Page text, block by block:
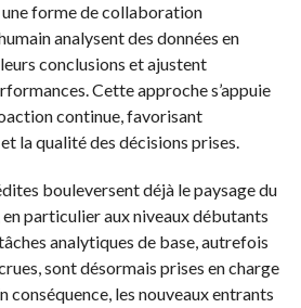
forme de collaboration
analysent des données en
conclusions et ajustent
Cette approche s’appuie
continue, favorisant
la qualité des décisions prises.
bouleversent déjà le paysage du
particulier aux niveaux débutants
analytiques de base, autrefois
sont désormais prises en charge
conséquence, les nouveaux entrants